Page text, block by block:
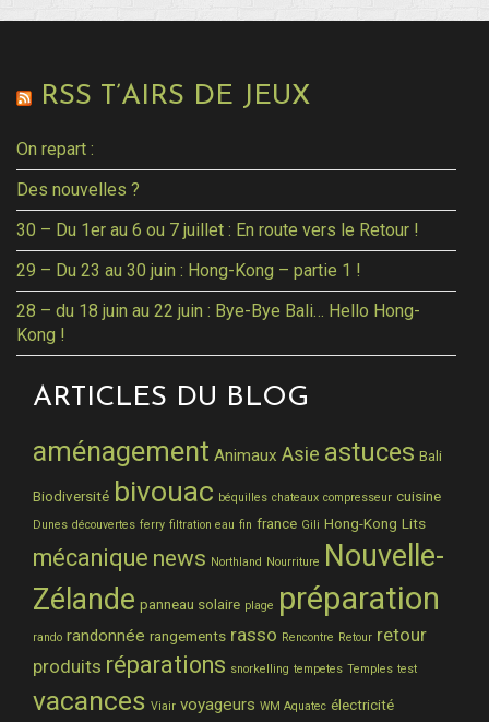
RSS T’AIRS DE JEUX
On repart :
Des nouvelles ?
30 – Du 1er au 6 ou 7 juillet : En route vers le Retour !
29 – Du 23 au 30 juin : Hong-Kong – partie 1 !
28 – du 18 juin au 22 juin : Bye-Bye Bali… Hello Hong-
Kong !
ARTICLES DU BLOG
aménagement Animaux Asie astuces Bali
Biodiversité bivouac béquilles chateaux compresseur cuisine
Dunes découvertes ferry filtration eau fin france Gili Hong-Kong Lits
mécanique news Northland Nourriture Nouvelle-
Zélande panneau solaire plage préparation
rando randonnée rangements rasso Rencontre Retour retour
produits réparations snorkelling tempetes Temples test
vacances Viair voyageurs WM Aquatec électricité